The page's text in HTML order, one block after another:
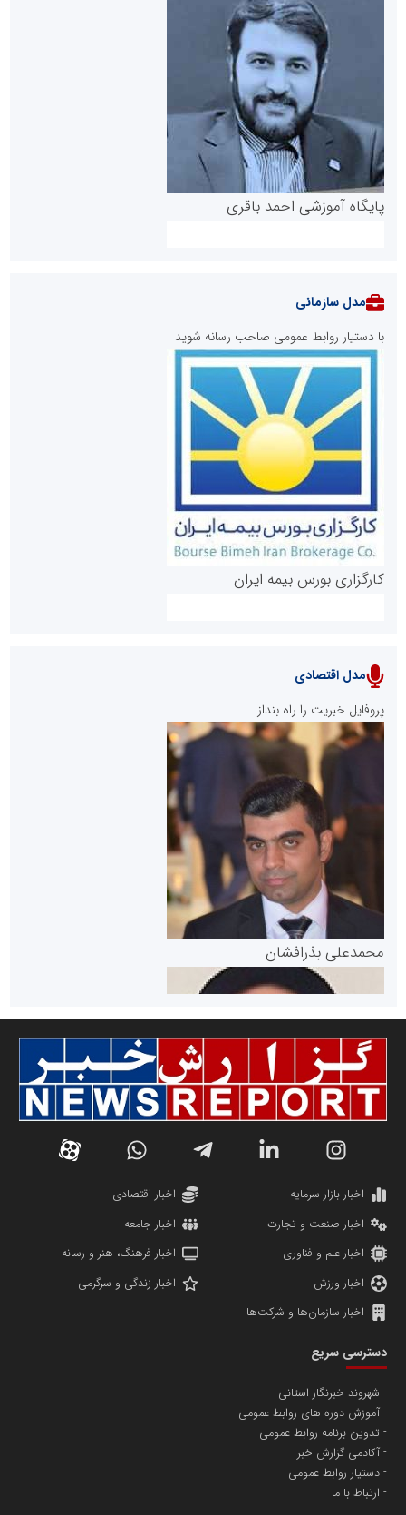
پایگاه آموزشی احمد باقری
روابط عمومی خبرگزاری گزارش خبر
پایگاه خبری نهضت ملی مسکن
پایگاه خبری گفتمان یزد
دانشگاه سئوی ایران
پایگاه اطلاع رسانی اعتلای نهادهای مردمی
مدل سازمانی
با دستیار روابط عمومی صاحب رسانه شوید
کارگزاری بورس بیمه ایران
سازمان بورس و اوراق بهادار
مرجع اخبار موثق در بازارسرمایه
سازمان صنعت،معدن و تجارت
تامین آهن اسفنجی تولیدکنندگان فولاد در کشور
مدل اقتصادی
پروفایل خبریت را راه بنداز
محمدعلی بذرافشان
مریم حاج نوروز نظری
مسعودصادقی
اخبار بازار سرمایه
اخبار اقتصادی
اخبار صنعت و تجارت
اخبار جامعه
اخبار علم و فناوری
اخبار فرهنگ، هنر و رسانه
اخبار ورزش
اخبار زندگی و سرگرمی
اخبار سازمان‌ها و شرکت‌ها
دسترسی سریع
شهروند خبرنگار استانی
آموزش دوره های روابط عمومی
تدوین برنامه روابط عمومی
آکادمی گزارش خبر
دستیار روابط عمومی
ارتباط با ما